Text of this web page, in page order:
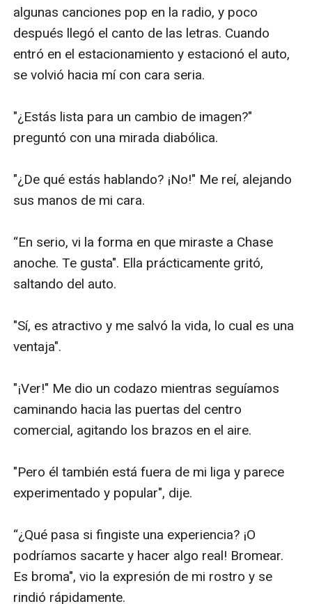
algunas canciones pop en la radio, y poco
después llegó el canto de las letras. Cuando
entró en el estacionamiento y estacionó el auto,
se volvió hacia mí con cara seria.
"¿Estás lista para un cambio de imagen?"
preguntó con una mirada diabólica.
"¿De qué estás hablando? ¡No!" Me reí, alejando
sus manos de mi cara.
“En serio, vi la forma en que miraste a Chase
anoche. Te gusta". Ella prácticamente gritó,
saltando del auto.
"Sí, es atractivo y me salvó la vida, lo cual es una
ventaja".
"¡Ver!" Me dio un codazo mientras seguíamos
caminando hacia las puertas del centro
comercial, agitando los brazos en el aire.
"Pero él también está fuera de mi liga y parece
experimentado y popular", dije.
“¿Qué pasa si fingiste una experiencia? ¡O
podríamos sacarte y hacer algo real! Bromear.
Es broma", vio la expresión de mi rostro y se
rindió rápidamente.